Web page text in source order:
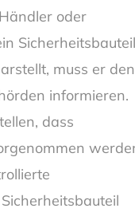
oder
Sicherheitsbauteil
muss er den
informieren.
dass